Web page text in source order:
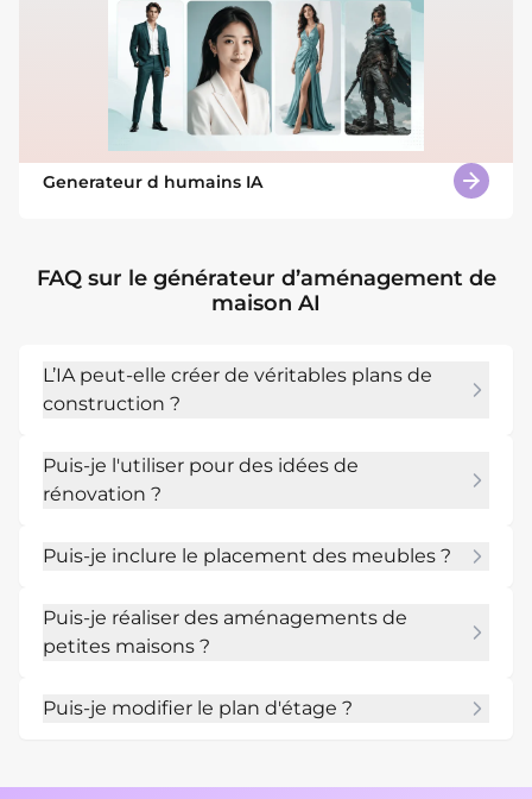
Generateur d humains IA
FAQ sur le générateur d’aménagement de
maison AI
L’IA peut-elle créer de véritables plans de
construction ?
d’aménagement précoces et des idées de
plans d’étage visuels. Consultez toujours des
codes et l’ingénierie.
Puis-je l'utiliser pour des idées de
rénovation ?
contraintes et ce que vous souhaitez modifier.
Puis-je inclure le placement des meubles ?
zones et les sentiers de randonnée dans
l'invite.
Puis-je réaliser des aménagements de
petites maisons ?
meubles polyvalents, de lofts, de plomberie et
Puis-je modifier le plan d'étage ?